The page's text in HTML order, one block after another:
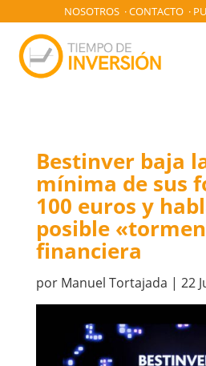
NOSOTROS ·CONTACTO ·
Bestinver baja
mínima de sus
100 euros y
posible
financiera
por Manuel Tortajada | 22